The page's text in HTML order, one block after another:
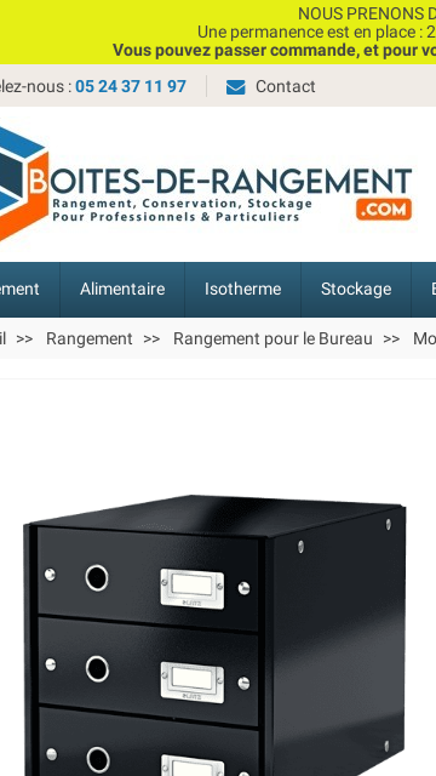
NOUS PRENONS
Une permanence est en place :
Vous pouvez passer commande, et pour
nous :05 24 37 11 97 Contact
Alimentaire Isotherme Stockage
Rangement Rangement pour le Bureau